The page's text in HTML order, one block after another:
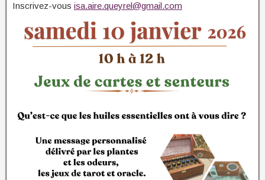
Inscrivez-vous isa.aire.queyrel@gmail.com